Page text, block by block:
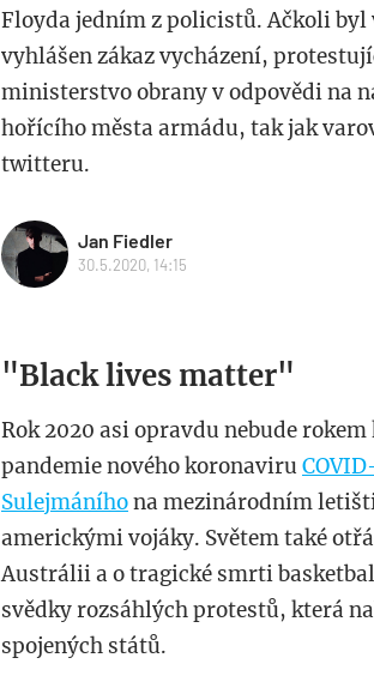
Floyda jedním z policistů. Ačkoli byl
vyhlášen zákaz vycházení,
ministerstvo obrany v odpovědi na
hořícího města armádu, tak jak
twitteru.
Jan Fiedler
30.5.2020, 14:15
"Black lives matter"
Rok 2020 asi opravdu nebude
pandemie nového koronaviru
Sulejmáníhona mezinárodním
americkými vojáky. Světem také
Austrálii a o tragické smrti
svědky rozsáhlých protestů, která
spojených států.